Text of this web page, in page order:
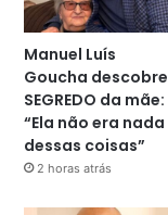
Manuel Luís
Goucha descobre
SEGREDO da mãe:
“Ela não era nada
dessas coisas”
2 horas atrás